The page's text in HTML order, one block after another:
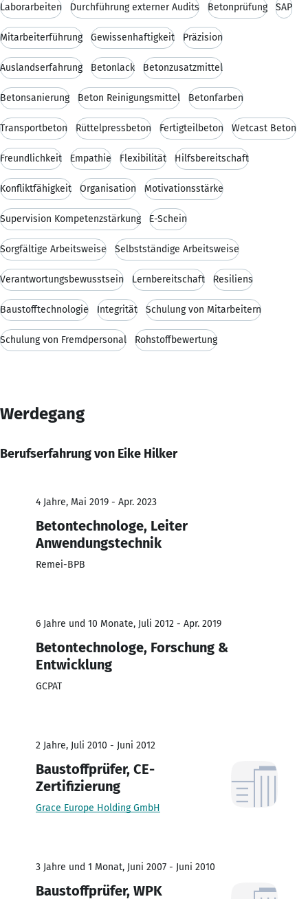
Laborarbeiten Durchführung externer Audits Betonprüfung SAP
Mitarbeiterführung Gewissenhaftigkeit Präzision
Auslandserfahrung Betonlack Betonzusatzmittel
Betonsanierung Beton Reinigungsmittel Betonfarben
Transportbeton Rüttelpressbeton Fertigteilbeton Wetcast Beton
Freundlichkeit Empathie Flexibilität Hilfsbereitschaft
Konfliktfähigkeit Organisation Motivationsstärke
Supervision Kompetenzstärkung E-Schein
Sorgfältige Arbeitsweise Selbstständige Arbeitsweise
Verantwortungsbewusstsein Lernbereitschaft Resiliens
Baustofftechnologie Integrität Schulung von Mitarbeitern
Schulung von Fremdpersonal Rohstoffbewertung
Werdegang
Berufserfahrung von Eike Hilker
4 Jahre, Mai 2019 - Apr. 2023
Betontechnologe, Leiter
Anwendungstechnik
Remei-BPB
6 Jahre und 10 Monate, Juli 2012 - Apr. 2019
Betontechnologe, Forschung &
Entwicklung
GCPAT
2 Jahre, Juli 2010 - Juni 2012
Baustoffprüfer, CE-
Zertifizierung
Grace Europe Holding GmbH
3 Jahre und 1 Monat, Juni 2007 - Juni 2010
Baustoffprüfer, WPK